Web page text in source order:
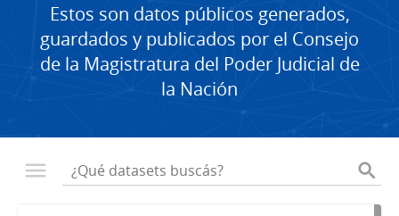
Estos son datos públicos generados,
guardados y publicados por el Consejo
de la Magistratura del Poder Judicial de
la Nación